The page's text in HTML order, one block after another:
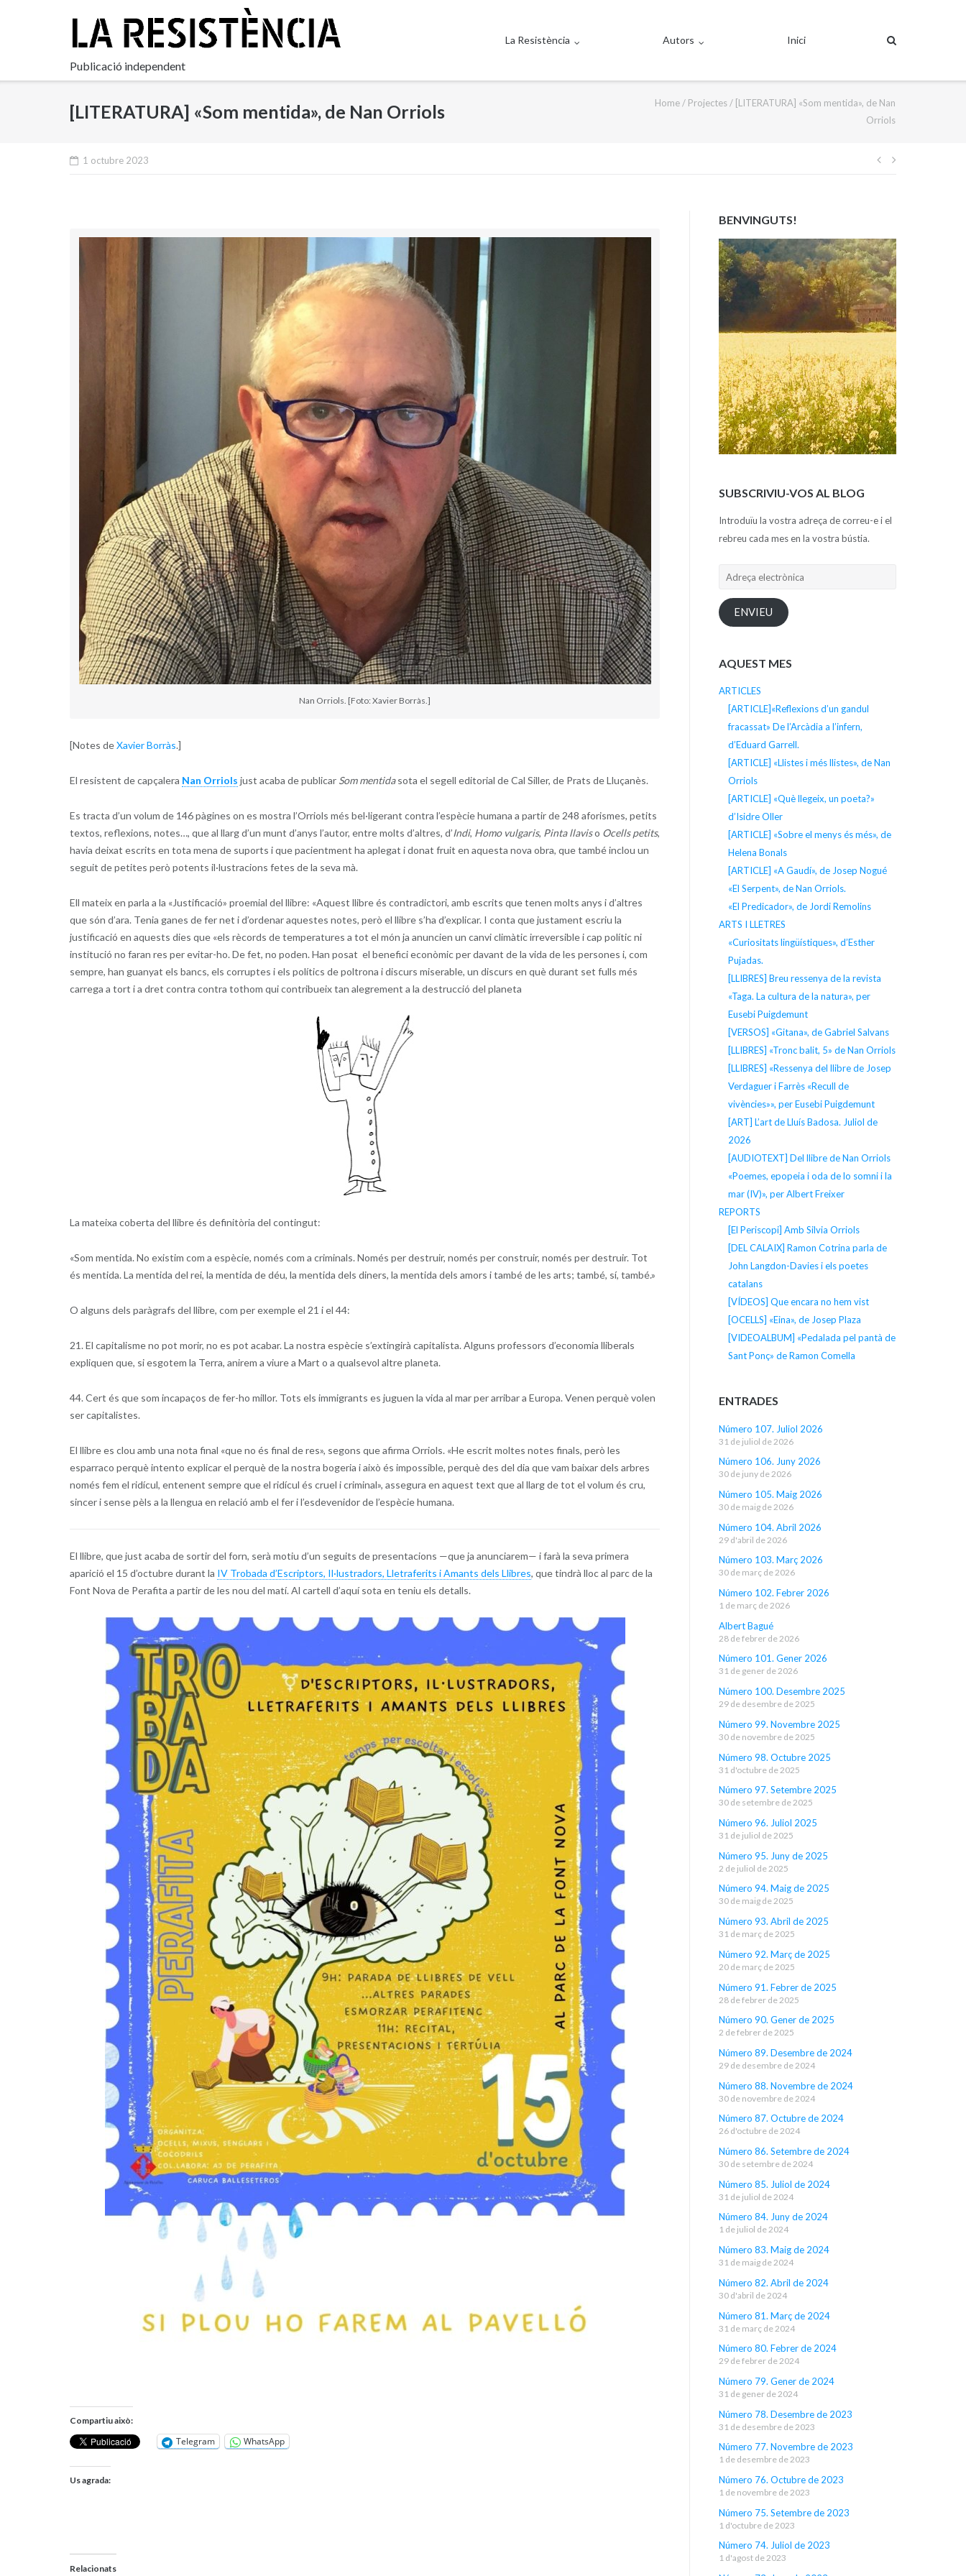
Publicació independent
La Resistència Autors Inici
[LITERATURA] «Som mentida», de Nan Orriols Home/ Projectes/ [LITERATURA] «Som mentida», de Nan
Orriols
1 octubre 2023
Navegació
Nan Orriols. [Foto: Xavier Borràs.]
[Notes deXavier Borràs.]
El resistent de capçalera Nan Orriols just acaba de publicarSom mentidasota el segell editorial de Cal Siller, de Prats de Lluçanès.
Es tracta d’un volum de 146 pàgines on es mostra l’Orriols més bel·ligerant contra l’espècie humana a partir de 248 aforismes, petits
textos, reflexions, notes…, que al llarg d’un munt d’anys l’autor, entre molts d’altres, d’Indi, Homo vulgaris, Pinta llaviso Ocells petits,
havia deixat escrits en tota mena de suports i que pacientment ha aplegat i donat fruit en aquesta nova obra, que també inclou un
seguit de petites però potents il·lustracions fetes de la seva mà.
Ell mateix en parla a la «Justificació» proemial del llibre: «Aquest llibre és contradictori, amb escrits que tenen molts anys i d’altres
que són d’ara. Tenia ganes de fer net i d’ordenar aquestes notes, però el llibre s’ha d’explicar. I conta que justament escriu la
justificació en aquests dies que «els rècords de temperatures a tot el món ja anuncien un canvi climàtic irreversible i cap polític ni
institució no faran res per evitar-ho. De fet, no poden. Han posat el benefici econòmic per davant de la vida de les persones i, com
sempre, han guanyat els bancs, els corruptes i els polítics de poltrona i discurs miserable, un discurs en què durant set fulls més
carrega a tort i a dret contra contra tothom qui contribueix tan alegrement a la destrucció del planeta
La mateixa coberta del llibre és definitòria del contingut:
«Som mentida. No existim com a espècie, només com a criminals. Només per destruir, només per construir, només per destruir. Tot
és mentida. La mentida del rei, la mentida de déu, la mentida dels diners, la mentida dels amors i també de les arts; també, sí, també.»
O alguns dels paràgrafs del llibre, com per exemple el 21 i el 44:
21. El capitalisme no pot morir, no es pot acabar. La nostra espècie s’extingirà capitalista. Alguns professors d’economia lliberals
expliquen que, si esgotem la Terra, anirem a viure a Mart o a qualsevol altre planeta.
44. Cert és que som incapaços de fer-ho millor. Tots els immigrants es juguen la vida al mar per arribar a Europa. Venen perquè volen
ser capitalistes.
El llibre es clou amb una nota final «que no és final de res», segons que afirma Orriols. «He escrit moltes notes finals, però les
esparraco perquè intento explicar el perquè de la nostra bogeria i això és impossible, perquè des del dia que vam baixar dels arbres
només fem el ridícul, entenent sempre que el ridícul és cruel i criminal», assegura en aquest text que al llarg de tot el volum és cru,
sincer i sense pèls a la llengua en relació amb el fer i l’esdevenidor de l’espècie humana.
El llibre, que just acaba de sortir del forn, serà motiu d’un seguits de presentacions —que ja anunciarem— i farà la seva primera
aparició el 15 d’octubre durant la IV Trobada d’Escriptors, Il·lustradors, Lletraferits i Amants dels Llibres, que tindrà lloc al parc de la
Font Nova de Perafita a partir de les nou del matí. Al cartell d’aquí sota en teniu els detalls.
Compartiu això:
Telegram WhatsApp
Us agrada:
Relacionats
BENVINGUTS!
SUBSCRIVIU-VOS AL BLOG
Introduïu la vostra adreça de correu-e i el
rebreu cada mes en la vostra bústia.
Adreça
ENVIEU
AQUEST MES
ARTICLES
[ARTICLE]«Reflexions d’un gandul
fracassat» De l’Arcàdia a l’infern,
d’Eduard Garrell.
[ARTICLE] «Llistes i més llistes», de Nan
Orriols
[ARTICLE] «Què llegeix, un poeta?»
d’Isidre Oller
[ARTICLE] «Sobre el menys és més», de
Helena Bonals
[ARTICLE] «A Gaudí», de Josep Nogué
«El Serpent», de Nan Orriols.
«El Predicador», de Jordi Remolins
ARTS I LLETRES
«Curiositats lingüístiques», d’Esther
Pujadas.
[LLIBRES] Breu ressenya de la revista
«Taga. La cultura de la natura», per
Eusebi Puigdemunt
[VERSOS] «Gitana», de Gabriel Salvans
[LLIBRES] «Tronc balit, 5» de Nan Orriols
[LLIBRES] «Ressenya del llibre de Josep
Verdaguer i Farrès «Recull de
vivències»», per Eusebi Puigdemunt
[ART] L’art de Lluís Badosa. Juliol de
2026
[AUDIOTEXT] Del llibre de Nan Orriols
«Poemes, epopeia i oda de lo somni i la
mar (IV)», per Albert Freixer
REPORTS
[El Periscopi] Amb Silvia Orriols
[DEL CALAIX] Ramon Cotrina parla de
John Langdon-Davies i els poetes
catalans
[VÍDEOS] Que encara no hem vist
[OCELLS] «Eina», de Josep Plaza
[VIDEOALBUM] «Pedalada pel pantà de
Sant Ponç» de Ramon Comella
ENTRADES
Número 107. Juliol 2026
31 de juliol de 2026
Número 106. Juny 2026
30 de juny de 2026
Número 105. Maig 2026
30 de maig de 2026
Número 104. Abril 2026
29 d'abril de 2026
Número 103. Març 2026
30 de març de 2026
Número 102. Febrer 2026
1 de març de 2026
Albert Bagué
28 de febrer de 2026
Número 101. Gener 2026
31 de gener de 2026
Número 100. Desembre 2025
29 de desembre de 2025
Número 99. Novembre 2025
30 de novembre de 2025
Número 98. Octubre 2025
31 d'octubre de 2025
Número 97. Setembre 2025
30 de setembre de 2025
Número 96. Juliol 2025
31 de juliol de 2025
Número 95. Juny de 2025
2 de juliol de 2025
Número 94. Maig de 2025
30 de maig de 2025
Número 93. Abril de 2025
31 de març de 2025
Número 92. Març de 2025
20 de març de 2025
Número 91. Febrer de 2025
28 de febrer de 2025
Número 90. Gener de 2025
2 de febrer de 2025
Número 89. Desembre de 2024
29 de desembre de 2024
Número 88. Novembre de 2024
30 de novembre de 2024
Número 87. Octubre de 2024
26 d'octubre de 2024
Número 86. Setembre de 2024
30 de setembre de 2024
Número 85. Juliol de 2024
31 de juliol de 2024
Número 84. Juny de 2024
1 de juliol de 2024
Número 83. Maig de 2024
31 de maig de 2024
Número 82. Abril de 2024
30 d'abril de 2024
Número 81. Març de 2024
31 de març de 2024
Número 80. Febrer de 2024
29 de febrer de 2024
Número 79. Gener de 2024
31 de gener de 2024
Número 78. Desembre de 2023
31 de desembre de 2023
Número 77. Novembre de 2023
1 de desembre de 2023
Número 76. Octubre de 2023
1 de novembre de 2023
Número 75. Setembre de 2023
1 d'octubre de 2023
Número 74. Juliol de 2023
1 d'agost de 2023